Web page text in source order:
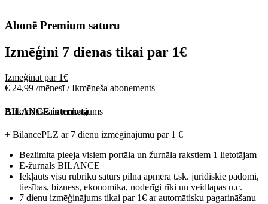
Abonē Premium saturu
Izmēģini 7 dienas tikai par 1€
Izmēģināt par 1€
€ 24,99 /mēnesī / Ikmēneša abonements
Automātiskais maksājums
BILANCE internetā
+ BilancePLZ ar 7 dienu izmēģinājumu par 1 €
Bezlimita pieeja visiem portāla un žurnāla rakstiem 1 lietotājam
E-žurnāls BILANCE
Iekļauts visu rubriku saturs pilnā apmērā t.sk. juridiskie padomi,
tiesības, bizness, ekonomika, noderīgi rīki un veidlapas u.c.
7 dienu izmēģinājums tikai par 1€ ar automātisku pagarināšanu